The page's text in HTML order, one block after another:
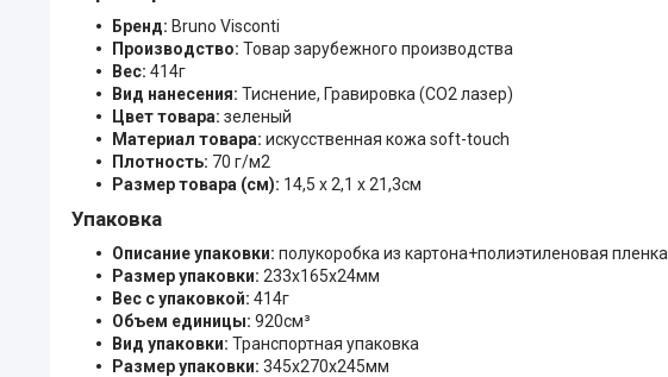
Бренд: Bruno Visconti
Производство: Товар зарубежного производства
Вес: 414г
Вид нанесения: Тиснение, Гравировка (CO2 лазер)
Цвет товара: зеленый
Материал товара: искусственная кожа soft-touch
Плотность: 70 г/м2
Размер товара (см): 14,5 x 2,1 x 21,3см
Упаковка
Описание упаковки: полукоробка из картона+полиэтиленовая пленка
Размер упаковки: 233x165x24мм
Вес с упаковкой: 414г
Объем единицы: 920см³
Вид упаковки: Транспортная упаковка
Размер упаковки: 345x270x245мм